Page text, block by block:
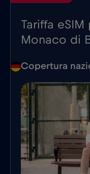
Tariffa
Monaco di
Copertura